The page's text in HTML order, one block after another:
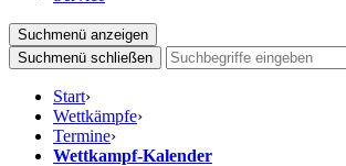
Suchmenü anzeigen
Suchmenü schließen
Start›
Wettkämpfe›
Termine›
Wettkampf-Kalender